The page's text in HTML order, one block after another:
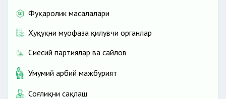
Фуқаролик масалалари
Ҳуқуқни муҳофаза қилувчи органлар
Сиёсий партиялар ва сайлов
Умумий ҳарбий мажбурият
Соғлиқни сақлаш